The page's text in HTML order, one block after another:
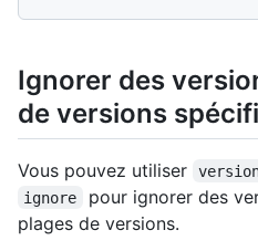
Ignorer des
de versions
Vous pouvez utiliser
ignore
pour ignorer des
plages de versions.